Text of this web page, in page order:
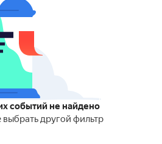
событий не найдено
другой фильтр